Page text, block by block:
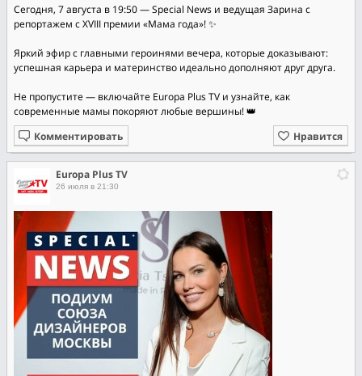
Сегодня, 7 августа в 19:50 — Special News и ведущая Зарина с
репортажем с XVIII премии «Мама года»! ✨
Яркий эфир с главными героинями вечера, которые доказывают:
успешная карьера и материнство идеально дополняют друг друга.
Не пропустите — включайте Europa Plus TV и узнайте, как
современные мамы покоряют любые вершины! 👑
Нравится
Комментировать
Europa Plus TV
26 июля в 21:30